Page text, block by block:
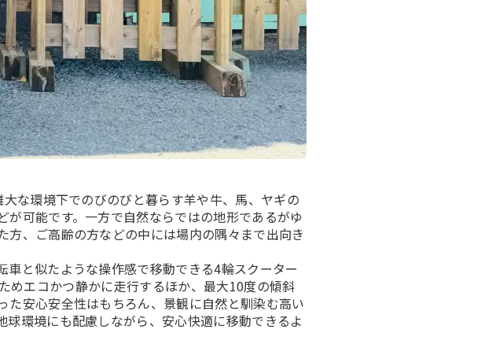
な環境下でのびのびと暮らす羊や牛、馬、ヤギの
可能です。一方で自然ならではの地形であるがゆ
、ご高齢の方などの中には場内の隅々まで出向き
と似たような操作感で移動できる4輪スクーター
めエコかつ静かに走行するほか、最大10度の傾斜
安心安全性はもちろん、景観に自然と馴染む高い
環境にも配慮しながら、安心快適に移動できるよ